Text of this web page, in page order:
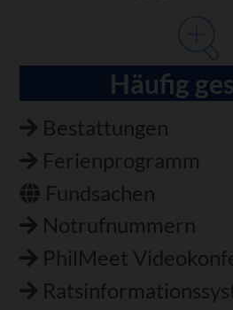
Häufig
Bestattungen
Ferienprogramm
Fundsachen
Notrufnummern
PhilMeet